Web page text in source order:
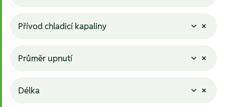
Přívod chladicí kapaliny
Průměr upnutí
Délka